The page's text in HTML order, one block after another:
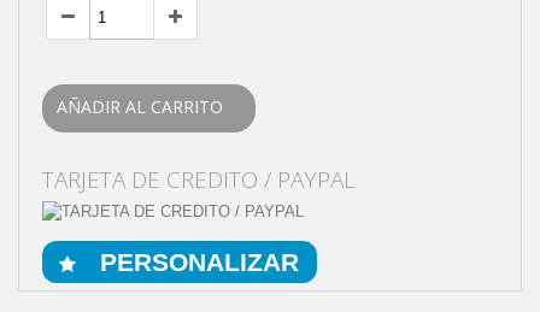
AÑADIR AL CARRITO
TARJETA DE CREDITO / PAYPAL
PERSONALIZAR